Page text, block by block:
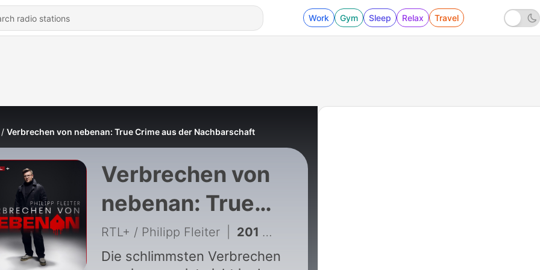
Work Gym Sleep Relax Travel
Verbrechen von nebenan: True Crime aus der Nachbarschaft
Verbrechen von
nebenan: True
Crime aus der
Nachbarschaft
RTL+ / Philipp Fleiter 201 - #180 Wie ein Hund
Die schlimmsten Verbrechen